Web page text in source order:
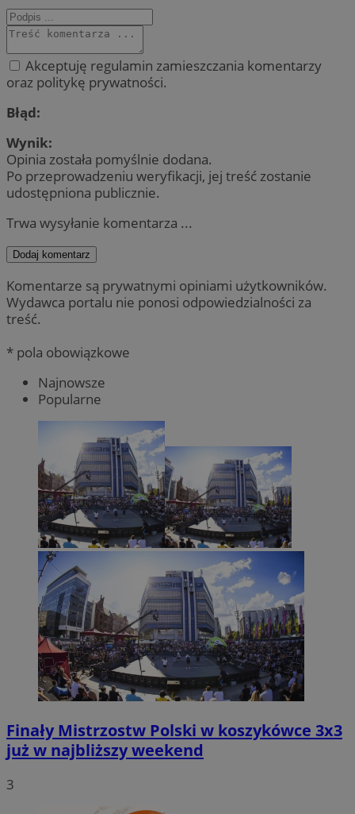
Akceptuję regulamin zamieszczania komentarzy
oraz politykę prywatności.
Błąd:
Wynik:
Opinia została pomyślnie dodana.
Po przeprowadzeniu weryfikacji, jej treść zostanie
udostępniona publicznie.
Trwa wysyłanie komentarza ...
Dodaj komentarz
Komentarze są prywatnymi opiniami użytkowników.
Wydawca portalu nie ponosi odpowiedzialności za
treść.
* pola obowiązkowe
Najnowsze
Popularne
Finały Mistrzostw Polski w koszykówce 3x3
już w najbliższy weekend
3